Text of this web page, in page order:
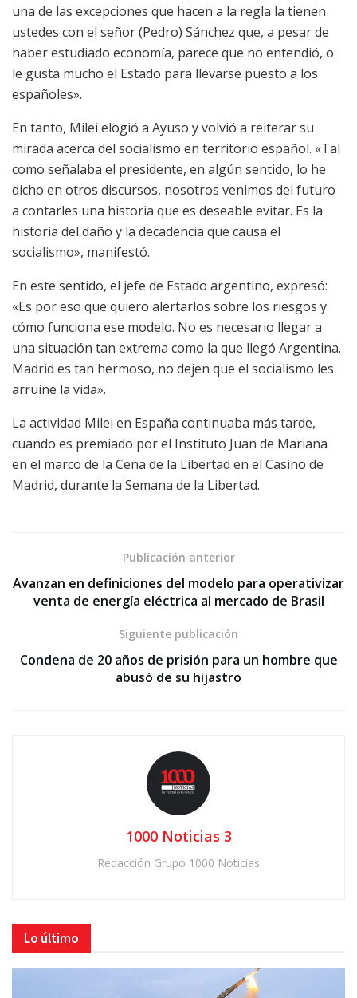
una de las excepciones que hacen a la regla la tienen
ustedes con el señor (Pedro) Sánchez que, a pesar de
haber estudiado economía, parece que no entendió, o
le gusta mucho el Estado para llevarse puesto a los
españoles».
En tanto, Milei elogió a Ayuso y volvió a reiterar su
mirada acerca del socialismo en territorio español. «Tal
como señalaba el presidente, en algún sentido, lo he
dicho en otros discursos, nosotros venimos del futuro
a contarles una historia que es deseable evitar. Es la
historia del daño y la decadencia que causa el
socialismo», manifestó.
En este sentido, el jefe de Estado argentino, expresó:
«Es por eso que quiero alertarlos sobre los riesgos y
cómo funciona ese modelo. No es necesario llegar a
una situación tan extrema como la que llegó Argentina.
Madrid es tan hermoso, no dejen que el socialismo les
arruine la vida».
La actividad Milei en España continuaba más tarde,
cuando es premiado por el Instituto Juan de Mariana
en el marco de la Cena de la Libertad en el Casino de
Madrid, durante la Semana de la Libertad.
Publicación anterior
Avanzan en definiciones del modelo para operativizar
venta de energía eléctrica al mercado de Brasil
Siguiente publicación
Condena de 20 años de prisión para un hombre que
abusó de su hijastro
1000 Noticias 3
Redacción Grupo 1000 Noticias
Lo último